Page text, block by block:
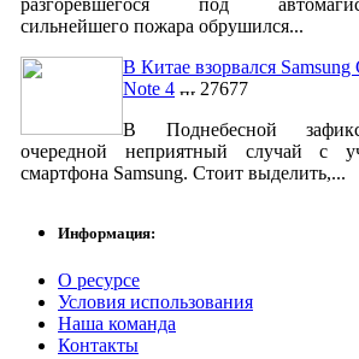
разгоревшегося под
сильнейшего пожара обрушился...
В Китае взорвался Samsung
Note 4
27677
В Поднебесной
очередной неприятный случай с
смартфона Samsung. Стоит выделить,...
Информация:
О ресурсе
Условия использования
Наша команда
Контакты